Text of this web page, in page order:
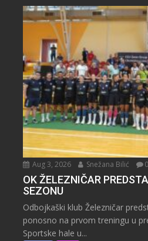
Aug 3, 2026 Snežana Bilić 0
OK ŽELEZNIČAR
SEZONU
Odbojkaški klub Železničar
ponosno na prvom treningu u
Sportske hale u...